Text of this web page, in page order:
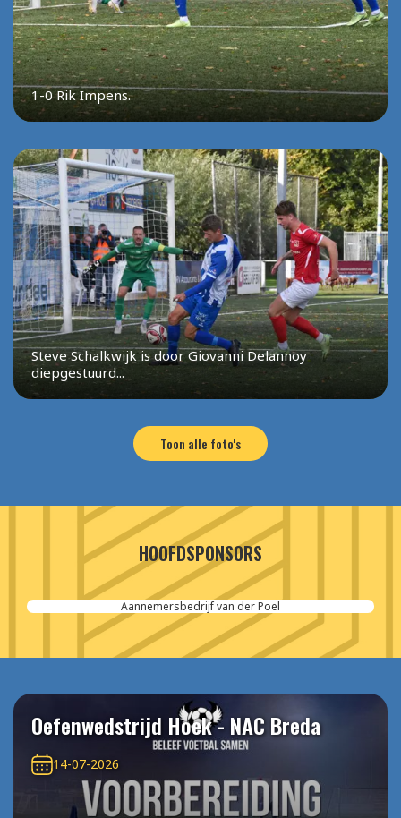
1-0 Rik Impens.
Steve Schalkwijk is door Giovanni Delannoy
diepgestuurd...
Toon alle foto's
HOOFDSPONSORS
Aannemersbedrijf van der Poel
Oefenwedstrijd Hoek - NAC Breda
14-07-2026